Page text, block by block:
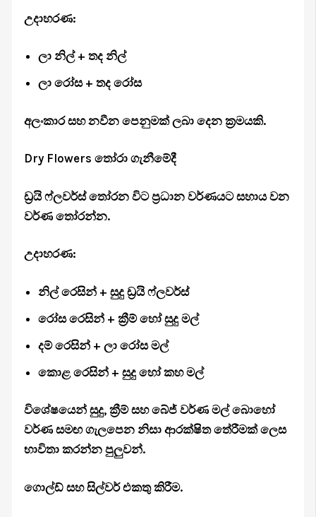
උදාහරණ:
ලා නිල් + තද නිල්
ලා රෝස + තද රෝස
අලංකාර සහ නවීන පෙනුමක් ලබා දෙන ක්‍රමයකි.
Dry Flowers තෝරා ගැනීමේදී
ඩ්‍රයි ෆ්ලවර්ස් තෝරන විට ප්‍රධාන වර්ණයට සහාය වන
වර්ණ තෝරන්න.
උදාහරණ:
නිල් රෙසින් + සුදු ඩ්‍රයි ෆ්ලවර්ස්
රෝස රෙසින් + ක්‍රීම් හෝ සුදු මල්
දම් රෙසින් + ලා රෝස මල්
කොළ රෙසින් + සුදු හෝ කහ මල්
විශේෂයෙන් සුදු, ක්‍රීම් සහ බේජ් වර්ණ මල් බොහෝ
වර්ණ සමඟ ගැලපෙන නිසා ආරක්ෂිත තේරීමක් ලෙස
භාවිතා කරන්න පුලුවන්.
ගොල්ඩ් සහ සිල්වර් එකතු කිරීම.